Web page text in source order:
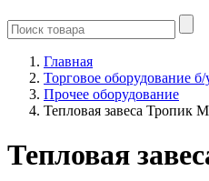
Главная
Торговое оборудование б/
Прочее оборудование
Тепловая завеса Тропик
Тепловая